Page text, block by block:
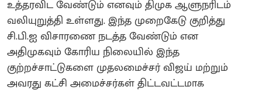
உத்தரவிட வேண்டும் எனவும் திமுக ஆளுநரிடம்
வலியுறுத்தி உள்ளது. இந்த முறைகேடு குறித்து
சி.பி.ஐ விசாரணை நடத்த வேண்டும் என
அதிமுகவும் கோரிய நிலையில் இந்த
குற்றச்சாட்டுகளை முதலமைச்சர் விஜய் மற்றும்
அவரது கட்சி அமைச்சர்கள் திட்டவட்டமாக